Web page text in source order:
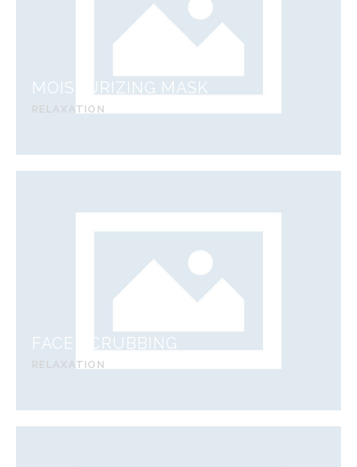
MOISTURIZING MASK
RELAXATION
FACE SCRUBBING
RELAXATION